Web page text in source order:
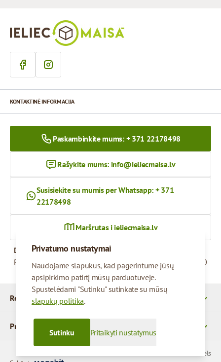
Privatumo nustatymai
Naudojame slapukus, kad pagerintume jūsų
apsipirkimo patirtį mūsų parduotuvėje.
Spustelėdami "Sutinku" sutinkate su mūsų
slapukų politika.
Pritaikyti nustatymus
Sutinku
Rekvizitai
Produktai
KONTAKTINĖ INFORMACIJA
Paskambinkite mums: + 371 22178498
Rašykite mums: info@ieliecmaisa.lv
Susisiekite su mumis per Whatsapp: + 371
22178498
Maršrutas į ieliecmaisa.lv
Darbo valandos
Pirmadienis – penktadienis
09:00 - 17:00
© 2026 SIA Parcels